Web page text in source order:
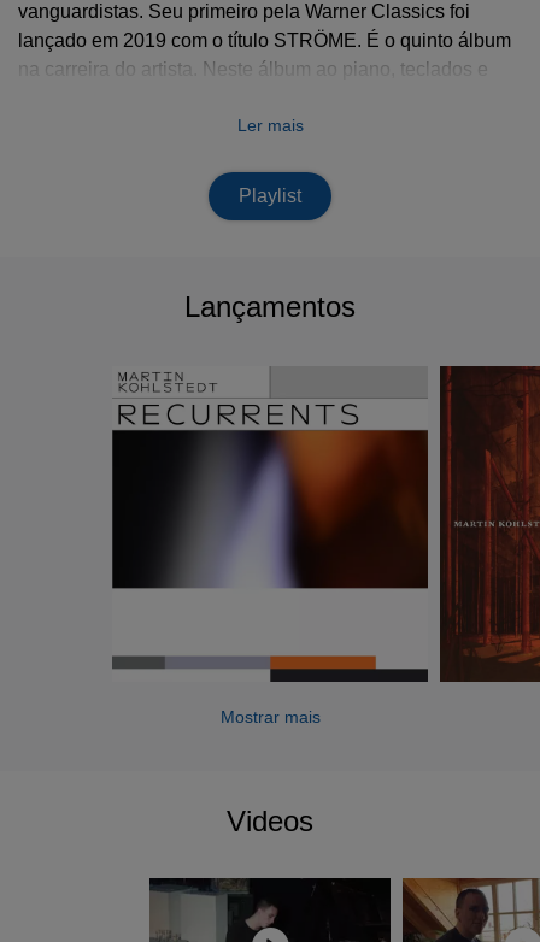
vanguardistas. Seu primeiro pela Warner Classics foi
lançado em 2019 com o título STRÖME. É o quinto álbum
na carreira do artista. Neste álbum ao piano, teclados e
GewandhausChor na busca pelas origens comuns do
Ler mais
Playlist
Lançamentos
Mostrar mais
Videos